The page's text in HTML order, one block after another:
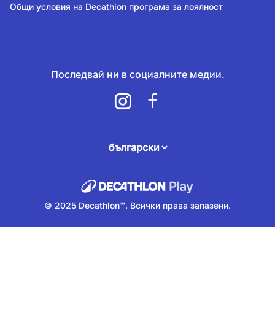
Общи условия на Decathlon програма за лоялност
Последвай ни в социалните медии.
attendee.footer.language.label
© 2025 Decathlon™. Всички права запазени.